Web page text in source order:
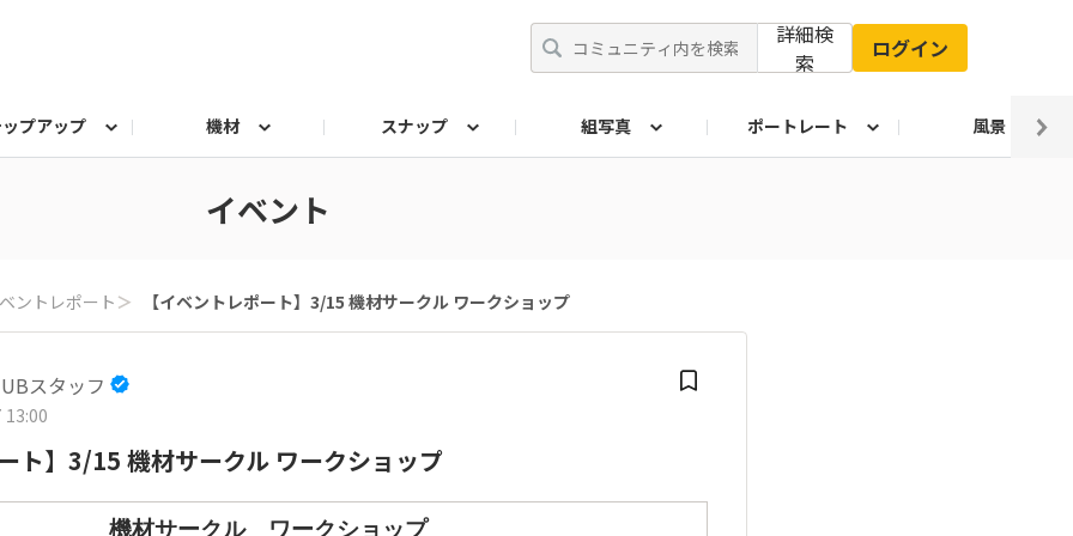
詳細検
索
ログイン
プアップ 機材 スナップ 組写真 ポートレート 風景
イベント
ントレポート ＞ 【イベントレポート】3/15 機材サークル ワークショップ
スタッフ
ト】3/15 機材サークル ワークショップ
機材サークル ワークショップ